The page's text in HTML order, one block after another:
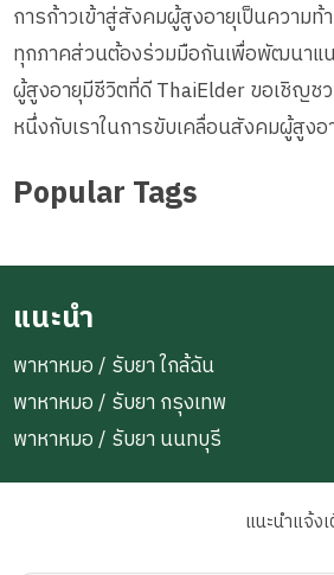
การก้าวเข้าสู่สังคมผู้สูงอายุเป็นความท้
ทุกภาคส่วนต้องร่วมมือกันเพื่อพัฒนาแ
ผู้สูงอายุมีชีวิตที่ดี ThaiElder ขอเชิญช
หนึ่งกับเราในการขับเคลื่อนสังคมผู้สูงอ
Popular Tags
แนะนำ
พาหาหมอ / รับยา ใกล้ฉัน
พาหาหมอ / รับยา กรุงเทพ
พาหาหมอ / รับยา นนทบุรี
แนะนำแจ้ง